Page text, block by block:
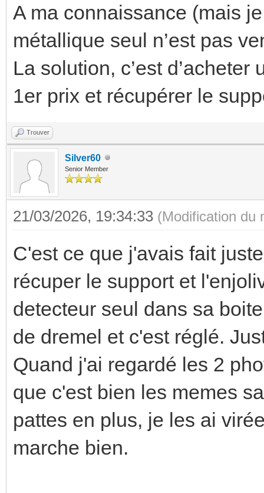
A ma connaissance (mais
métallique seul n’est pas
La solution, c’est
1er prix et récupérer le
Trouver
Silver60
Senior Member
21/03/2026, 19:34:33 (Modification du
C'est ce que j'avais fait
récuper le support et
detecteur seul dans sa
de dremel et c'est réglé.
Quand j'ai regardé les 2
que c'est bien les memes
pattes en plus, je les ai
marche bien.